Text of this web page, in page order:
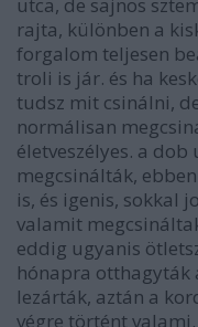
rajta, különben a
forgalom teljesen
troli is jár. és ha
tudsz mit csinálni,
normálisan
életveszélyes. a
megcsinálták,
is, és igenis, sokkal
valamit
eddig ugyanis
hónapra otthagyták
lezárták, aztán a
végre történt